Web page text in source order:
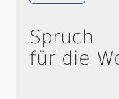
Spruch
für die